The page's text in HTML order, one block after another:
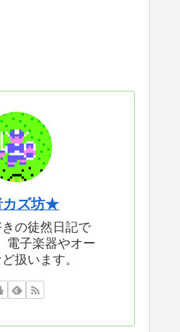
カズ坊★
の徒然日記で
電子楽器やオー
扱います。